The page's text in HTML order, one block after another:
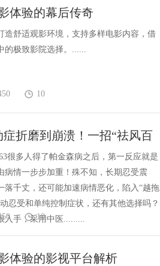
体验的幕后传奇
舒适观影环境，支持多样电影内容，借
的极致影院选择。......
10
折磨到崩溃！一招“祛风百
？
很多人得了帕金森病之后，第一反应就是
病情一步步加重！殊不知，长期忍受震
千丈，还可能加速病情恶化，陷入“越拖
忍受和单纯控制症状，还有其他选择吗？
入手，采用中医.........
10
体验的影视平台解析